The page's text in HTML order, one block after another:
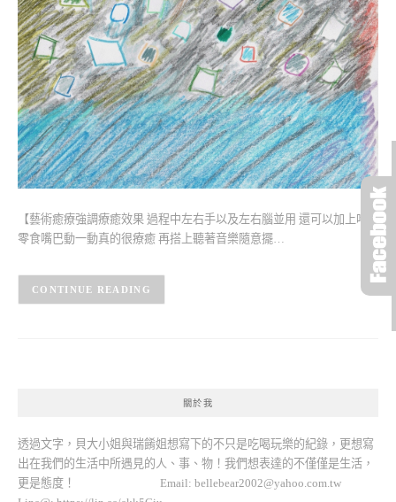
【藝術癒療強調療癒效果 過程中左右手以及左右腦並用 還可以加上吃
零食嘴巴動一動真的很療癒 再搭上聽著音樂隨意擺…
CONTINUE READING
關於我
透過文字，貝大小姐與瑞餚姐想寫下的不只是吃喝玩樂的紀錄，更想寫
出在我們的生活中所遇見的人、事、物！我們想表達的不僅僅是生活，
更是態度！ Email: bellebear2002@yahoo.com.tw